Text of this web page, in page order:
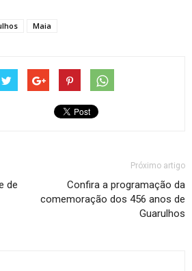
Maia
de
Próximo artigo
Confira a programação da
comemoração dos 456 anos de
Guarulhos